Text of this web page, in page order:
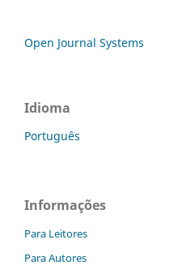
Open Journal Systems
Idioma
Português
Informações
Para Leitores
Para Autores